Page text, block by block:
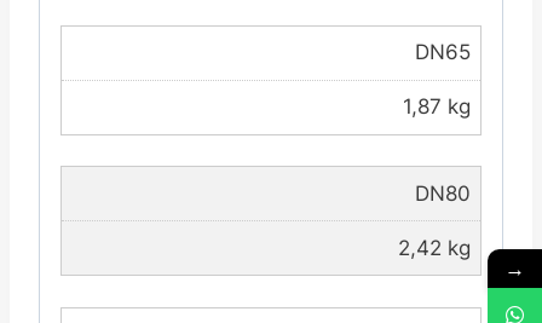
DN65
1,87 kg
DN80
2,42 kg
→